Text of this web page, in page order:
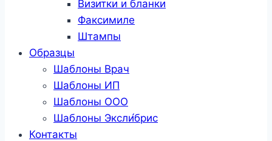
Визитки и бланки
Факсимиле
Штампы
Образцы
Шаблоны Врач
Шаблоны ИП
Шаблоны ООО
Шаблоны Эксли́брис
Контакты